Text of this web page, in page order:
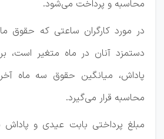
محاسبه و پرداخت می‌شود.
در مورد کارگران ساعتی که حقوق
دستمزد آنان در ماه متغیر است،
پاداش، میانگین حقوق سه ماه
محاسبه قرار می‌گیرد.
مبلغ پرداختی بابت عیدی و پاداش